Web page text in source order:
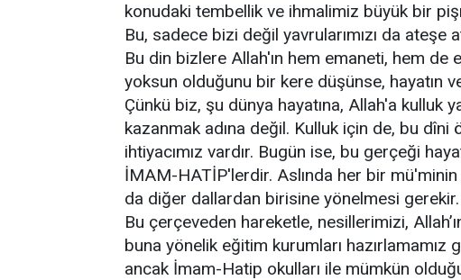
konudaki tembellik ve ihmalimiz büyük bir
Bu, sadece bizi değil yavrularımızı da ateşe
Bu din bizlere Allah'ın hem emaneti, hem
yoksun olduğunu bir kere düşünse, hayatın
Çünkü biz, şu dünya hayatına, Allah'a kulluk
kazanmak adına değil. Kulluk için de, bu
ihtiyacımız vardır. Bugün ise, bu gerçeği
İMAM-HATİP'lerdir. Aslında her bir
da diğer dallardan birisine yönelmesi gerekir.
Bu çerçeveden hareketle, nesillerimizi,
buna yönelik eğitim kurumları
ancak İmam-Hatip okulları ile mümkün